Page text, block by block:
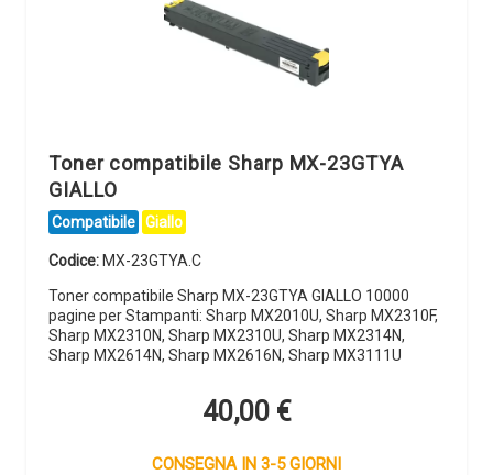
Toner compatibile Sharp MX-23GTYA
GIALLO
Compatibile Giallo
Codice: MX-23GTYA.C
Toner compatibile Sharp MX-23GTYA GIALLO 10000
pagine per Stampanti: Sharp MX2010U, Sharp MX2310F,
Sharp MX2310N, Sharp MX2310U, Sharp MX2314N,
Sharp MX2614N, Sharp MX2616N, Sharp MX3111U
40,00 €
CONSEGNA IN 3-5 GIORNI